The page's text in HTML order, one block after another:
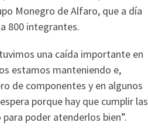
Monegro de Alfaro, que a día
800 integrantes.
una caída importante en
estamos manteniendo e,
de componentes y en algunos
porque hay que cumplir las
poder atenderlos bien”.